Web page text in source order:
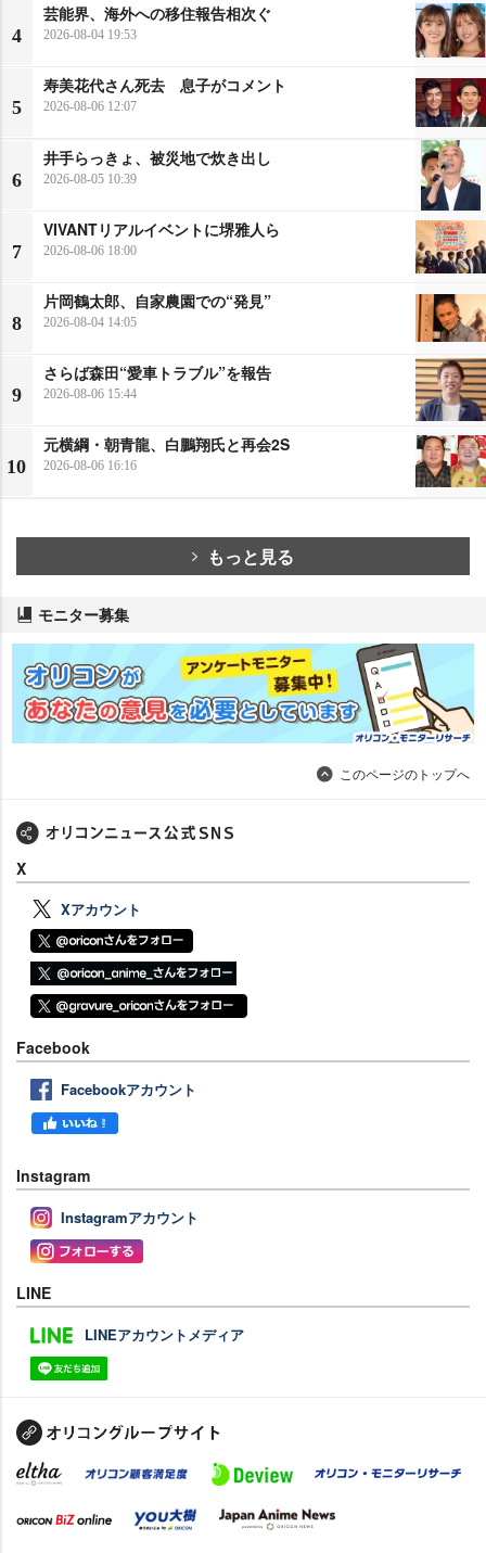
4
芸能界、海外への移住報告相次ぐ
2026-08-04 19:53
5
寿美花代さん死去 息子がコメント
2026-08-06 12:07
6
井手らっきょ、被災地で炊き出し
2026-08-05 10:39
7
VIVANTリアルイベントに堺雅人ら
2026-08-06 18:00
8
片岡鶴太郎、自家農園での“発見”
2026-08-04 14:05
9
さらば森田“愛車トラブル”を報告
2026-08-06 15:44
10
元横綱・朝青龍、白鵬翔氏と再会2S
2026-08-06 16:16
もっと見る
モニター募集
このページのトップへ
X
Xアカウント
Facebook
Facebookアカウント
Instagram
Instagramアカウント
LINE
LINEアカウントメディア